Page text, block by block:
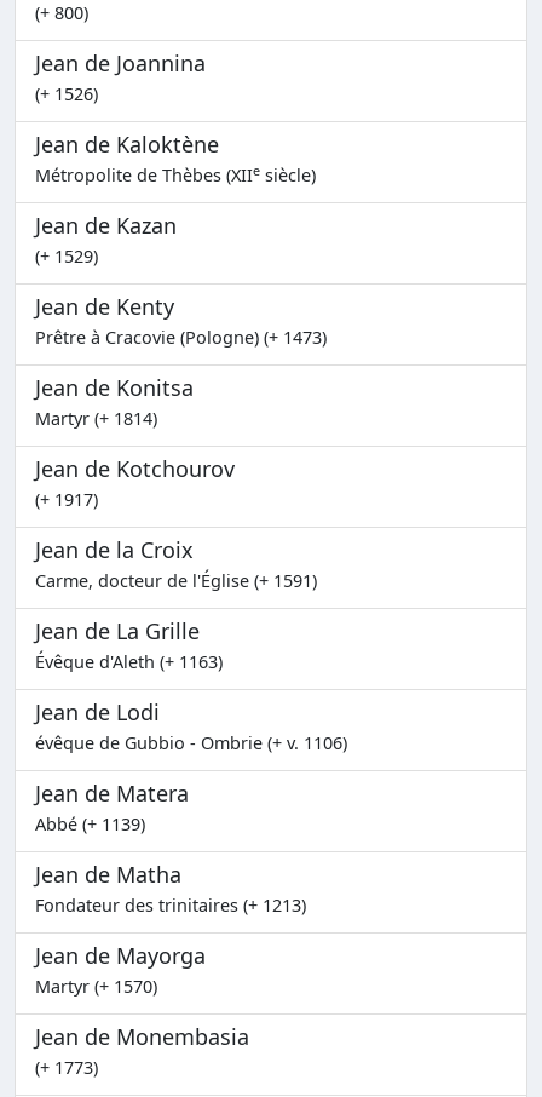
(+ 800)
Jean de Joannina
(+ 1526)
Jean de Kaloktène
Métropolite de Thèbes (XIIe siècle)
Jean de Kazan
(+ 1529)
Jean de Kenty
Prêtre à Cracovie (Pologne) (+ 1473)
Jean de Konitsa
Martyr (+ 1814)
Jean de Kotchourov
(+ 1917)
Jean de la Croix
Carme, docteur de l'Église (+ 1591)
Jean de La Grille
Évêque d'Aleth (+ 1163)
Jean de Lodi
évêque de Gubbio - Ombrie (+ v. 1106)
Jean de Matera
Abbé (+ 1139)
Jean de Matha
Fondateur des trinitaires (+ 1213)
Jean de Mayorga
Martyr (+ 1570)
Jean de Monembasia
(+ 1773)